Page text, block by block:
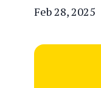
Feb 28, 2025